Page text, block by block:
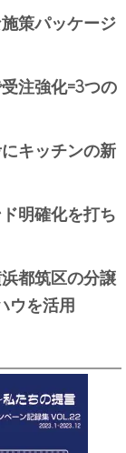
策パッケージ
注強化=3つの
キッチンの新
明確化を打ち
都筑区の分譲
ウを活用